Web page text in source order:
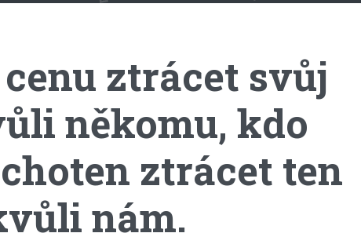
ztrácet svůj
někomu, kdo
ztrácet ten
nám.